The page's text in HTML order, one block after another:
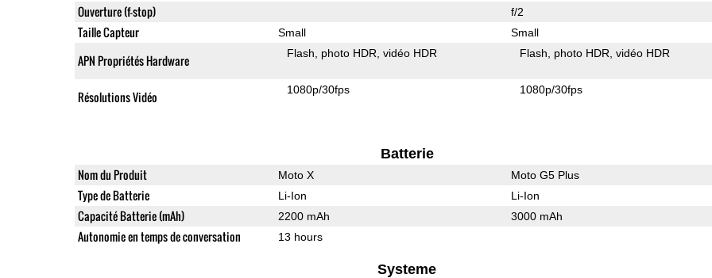
Ouverture (f-stop) f/2
Taille Capteur Small Small
APN Propriétés Hardware Flash photo HDR vidéo HDR Flash photo HDR vidéo HDR
Résolutions Vidéo 1080p/30fps 1080p/30fps
Batterie
Nom du Produit Moto X Moto G5 Plus
Type de Batterie Li-Ion Li-Ion
Capacité Batterie (mAh) 2200 mAh 3000 mAh
Autonomie en temps de conversation 13 hours
Systeme